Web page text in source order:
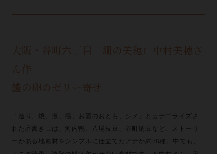
大阪・谷町六丁目『燗の美穂』中村美穂さ
ん作
鱧の卵のゼリー寄せ
「造り、焼、煮、揚、お酒のおとも、シメ」とカテゴライズさ
れた品書きには、河内鴨、八尾枝豆、谷町納豆など、ストーリ
ーがある地素材をシンプルに仕立てたアテが約30種。中でも、